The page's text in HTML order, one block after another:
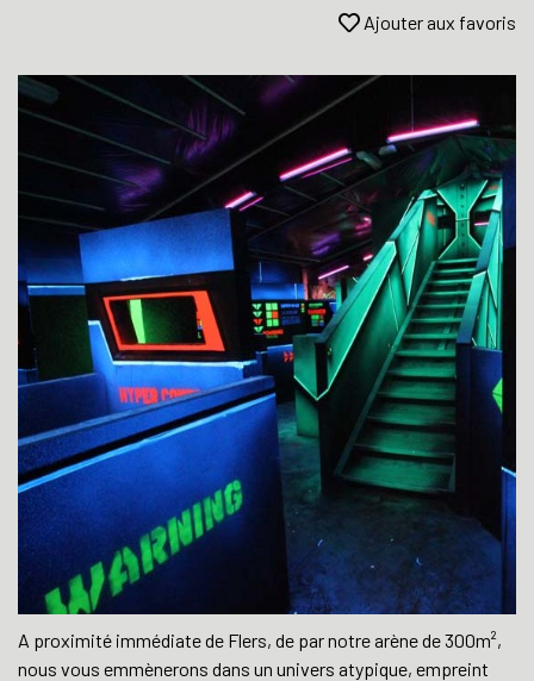
Ajouter aux favoris
A proximité immédiate de Flers, de par notre arène de 300m²,
nous vous emmènerons dans un univers atypique, empreint